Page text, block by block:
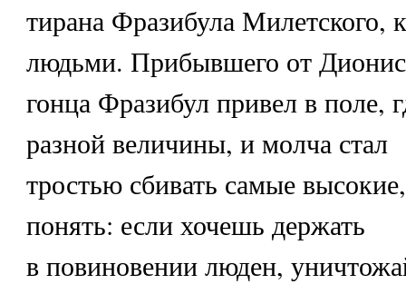
тирана Фразибула Милетского,
людьми. Прибывшего от
гонца Фразибул привел в поле,
разной величины, и молча стал
тростью сбивать самые
понять: если хочешь держать
в повиновении люден,